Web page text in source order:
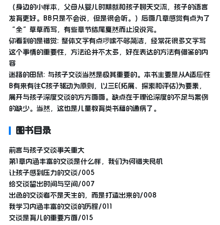
（身边的小样本，父母从婴儿时期就和孩子聊天交流，孩子的语言
发育更好。BB只是不会说，但是很会听。）后面几章感觉有点为了
“全”草草而写，有些章节结尾戛然而止没说完。
你看到的是错觉: 整体文字有点啰嗦不够简洁，经常花很多文字写
这个事情的重要性，方法论并不太多，好在表达的方法有借鉴的内
容
迷路的田鼠: 与孩子交谈当然是极其重要的。本书主要是从A适应性
B有来有往C孩子驱动为原则，以三E(拓展、探索和评估)为要素，
展开与孩子深度交谈的方方面面。缺点在于理论深度的不足与案例
的缺少。当然，这也是儿童教育类书籍的通病了。
图书目录
前言与孩子交谈事关重大
第1章内涵丰富的交谈是什么样，我们为何错失良机
让孩子感到压力的交谈/005
给交谈留出时间与空间/007
出色的交谈者不是天生的，而是打造出来的/008
我学习内涵丰富的交谈的历程/011
交谈是育儿的重要方面/015